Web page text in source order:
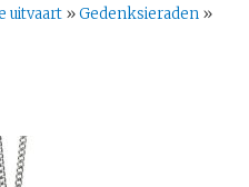
uitvaart »Gedenksieraden »